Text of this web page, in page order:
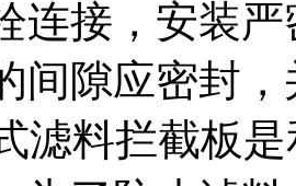
连接，安装
间隙应密封
料拦截板是